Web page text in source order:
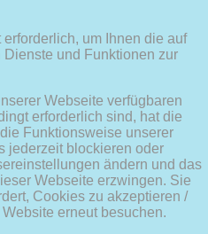
um Ihnen die auf
und Funktionen zur
Webseite verfügbaren
erforderlich sind, hat die
Funktionsweise unserer
jederzeit blockieren oder
ändern und das
Webseite erzwingen. Sie
Cookies zu akzeptieren /
erneut besuchen.